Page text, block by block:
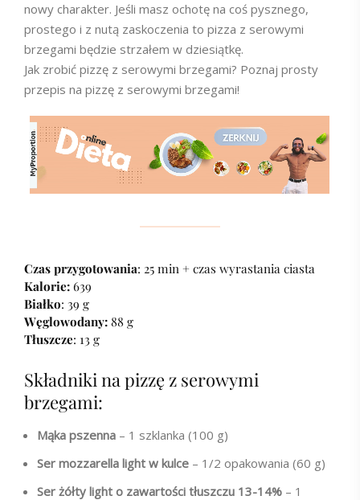
nowy charakter. Jeśli masz ochotę na coś pysznego,
prostego i z nutą zaskoczenia to pizza z serowymi
brzegami będzie strzałem w dziesiątkę.
Jak zrobić pizzę z serowymi brzegami? Poznaj prosty
przepis na pizzę z serowymi brzegami!
Czas przygotowania: 25 min + czas wyrastania ciasta
Kalorie: 639
Białko: 39 g
Węglowodany: 88 g
Tłuszcze: 13 g
Składniki na pizzę z serowymi
brzegami:
Mąka pszenna – 1 szklanka (100 g)
Ser mozzarella light w kulce – 1/2 opakowania (60 g)
Ser żółty light o zawartości tłuszczu 13-14% – 1